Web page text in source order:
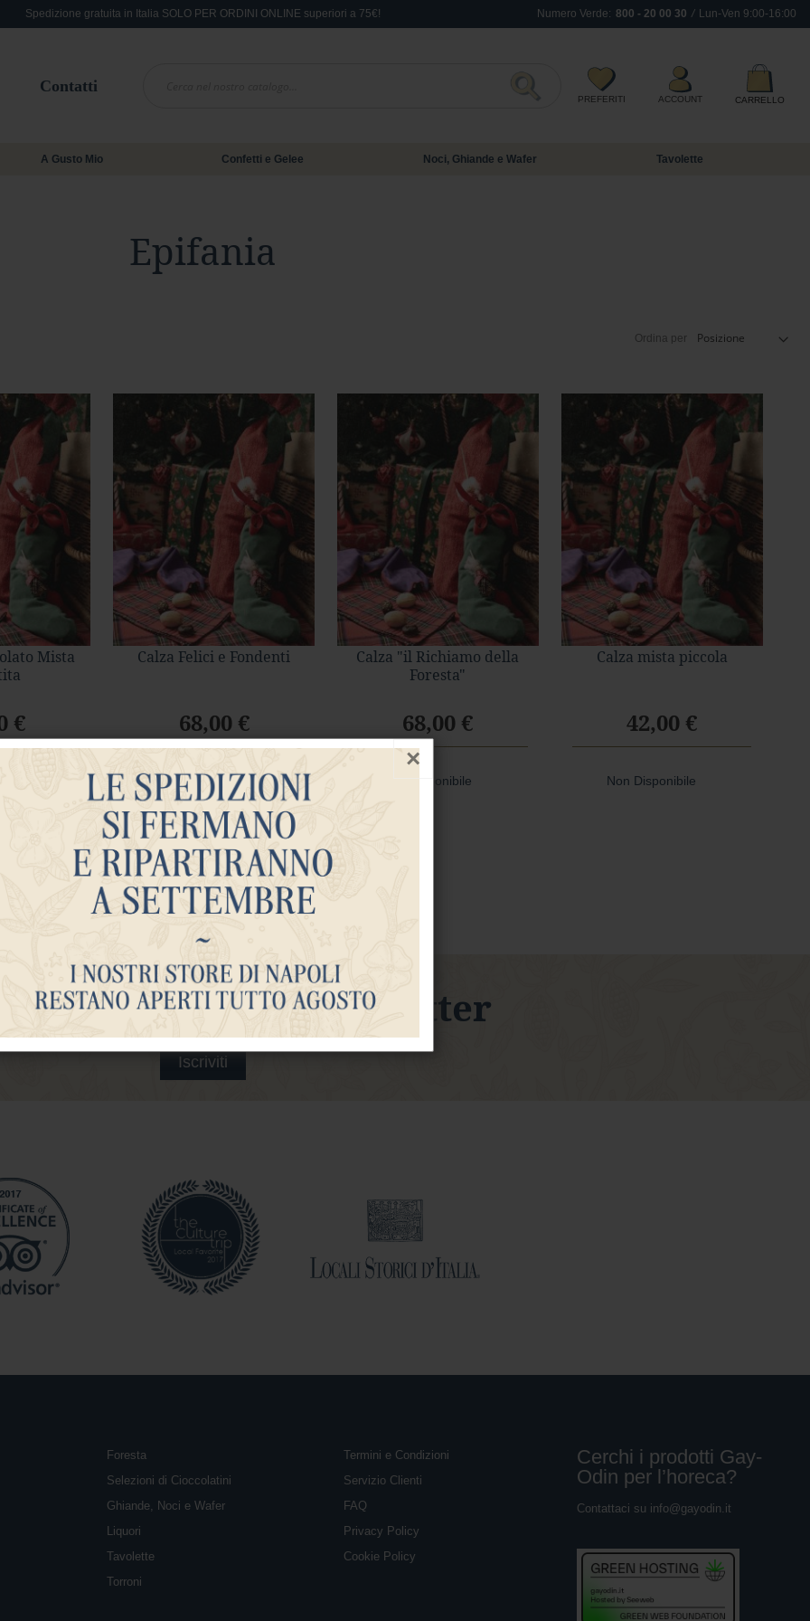
×
Spedizione gratuita in Italia SOLO PER ORDINI ONLINE superiori a 75€! Numero Verde: 800 - 20 00 30 / Lun-Ven 9:00-16:00
Inizia a scrivere per visualizzare i
Contatti
PREFERITI ACCOUNT CARRELLO
A Gusto Mio Confetti e Gelee Noci, Ghiande e Wafer Tavolette
Epifania
Ordina per
Mista
€
Calza Felici e Fondenti
68,00 €
Non Disponibile
Calza "il Richiamo della
Foresta"
68,00 €
Non Disponibile
Calza mista piccola
42,00 €
Non Disponibile
al sito e alla newsletter
Iscriviti
Foresta
Selezioni di Cioccolatini
Ghiande, Noci e Wafer
Liquori
Tavolette
Torroni
Termini e Condizioni
Servizio Clienti
FAQ
Privacy Policy
Cookie Policy
Cerchi i prodotti Gay-
Odin per l’horeca?
Contattaci su info@gayodin.it